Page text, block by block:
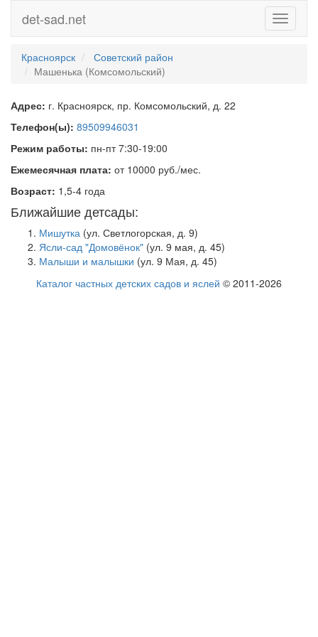
Toggle
det-sad.net
Красноярск
Советский район
Машенька (Комсомольский)
Адрес: г. Красноярск, пр. Комсомольский, д. 22
Телефон(ы): 89509946031
Режим работы: пн-пт 7:30-19:00
Ежемесячная плата: от 10000 руб./мес.
Возраст: 1,5-4 года
Ближайшие детсады:
Мишутка (ул. Светлогорская, д. 9)
Ясли-сад "Домовёнок" (ул. 9 мая, д. 45)
Малыши и малышки (ул. 9 Мая, д. 45)
Каталог частных детских садов и яслей © 2011-2026